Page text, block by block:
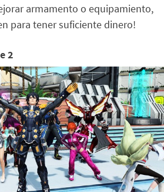
armamento o equipamiento,
para tener suficiente dinero!
2